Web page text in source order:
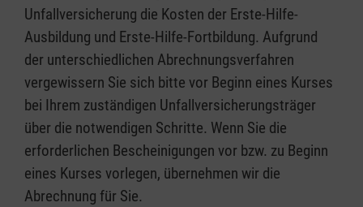
Unfallversicherung die Kosten der Erste-Hilfe-
Ausbildung und Erste-Hilfe-Fortbildung. Aufgrund
der unterschiedlichen Abrechnungsverfahren
vergewissern Sie sich bitte vor Beginn eines Kurses
bei Ihrem zuständigen Unfallversicherungsträger
über die notwendigen Schritte. Wenn Sie die
erforderlichen Bescheinigungen vor bzw. zu Beginn
eines Kurses vorlegen, übernehmen wir die
Abrechnung für Sie.